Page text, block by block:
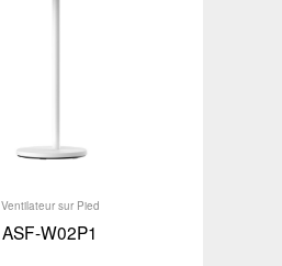
Ventilateur sur Pied
ASF-W02P1